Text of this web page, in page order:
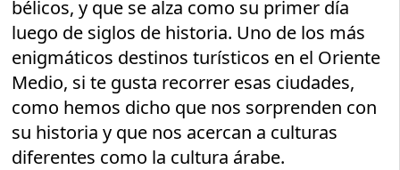
bélicos, y que se alza como su primer día
luego de siglos de historia. Uno de los más
enigmáticos destinos turísticos en el Oriente
Medio, si te gusta recorrer esas ciudades,
como hemos dicho que nos sorprenden con
su historia y que nos acercan a culturas
diferentes como la cultura árabe.